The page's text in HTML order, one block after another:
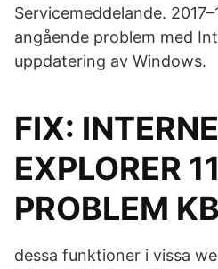
Servicemeddelande.
angående problem med
uppdatering av Windows.
FIX:
EXPLORER
PROBLEM
dessa funktioner i vissa